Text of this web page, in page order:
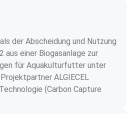
der Abscheidung und Nutzung
aus einer Biogasanlage zur
für Aquakulturfutter unter
ALGIECEL
(Carbon Capture